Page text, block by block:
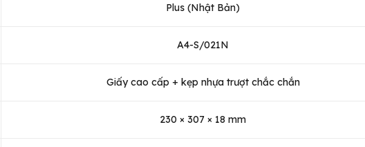
Plus (Nhật Bản)
A4-S/021N
Giấy cao cấp + kẹp nhựa trượt chắc chắn
230 × 307 × 18 mm